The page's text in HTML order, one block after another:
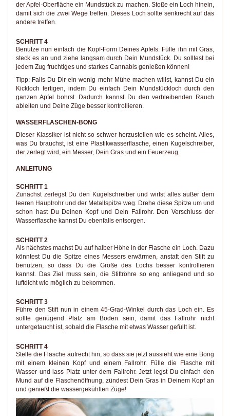
der Apfel-Oberfläche ein Mundstück zu machen. Stoße ein Loch hinein,
damit sich die zwei Wege treffen. Dieses Loch sollte senkrecht auf das
andere treffen.
SCHRITT 4
Benutze nun einfach die Kopf-Form Deines Apfels: Fülle ihn mit Gras,
steck es an und ziehe langsam durch Dein Mundstück. Du solltest bei
jedem Zug fruchtiges und starkes Cannabis genießen können!
Tipp: Falls Du Dir ein wenig mehr Mühe machen willst, kannst Du ein
Kickloch fertigen, indem Du einfach Dein Mundstückloch durch den
ganzen Apfel bohrst. Dadurch kannst Du den verbleibenden Rauch
ableiten und Deine Züge besser kontrollieren.
WASSERFLASCHEN-BONG
Dieser Klassiker ist nicht so schwer herzustellen wie es scheint. Alles,
was Du brauchst, ist eine Plastikwasserflasche, einen Kugelschreiber,
der zerlegt wird, ein Messer, Dein Gras und ein Feuerzeug.
ANLEITUNG
SCHRITT 1
Zunächst zerlegst Du den Kugelschreiber und wirfst alles außer dem
leeren Hauptrohr und der Metallspitze weg. Drehe diese Spitze um und
schon hast Du Deinen Kopf und Dein Fallrohr. Den Verschluss der
Wasserflasche kannst Du ebenfalls entsorgen.
SCHRITT 2
Als nächstes machst Du auf halber Höhe in der Flasche ein Loch. Dazu
könntest Du die Spitze eines Messers erwärmen, anstatt den Stift zu
benutzen, so dass Du die Größe des Lochs besser kontrollieren
kannst. Das Ziel muss sein, die Stiftröhre so eng anliegend und so
luftdicht wie möglich zu bekommen.
SCHRITT 3
Führe den Stift nun in einem 45-Grad-Winkel durch das Loch ein. Es
sollte genügend Platz am Boden sein, damit das Fallrohr nicht
untergetaucht ist, sobald die Flasche mit etwas Wasser gefüllt ist.
SCHRITT 4
Stelle die Flasche aufrecht hin, so dass sie jetzt aussieht wie eine Bong
mit einem kleinen Kopf und einem Fallrohr. Fülle die Flasche mit
Wasser und lass Platz unter dem Fallrohr. Jetzt legst Du einfach den
Mund auf die Flaschenöffnung, zündest Dein Gras in Deinem Kopf an
und genießt die wassergekühlten Züge!